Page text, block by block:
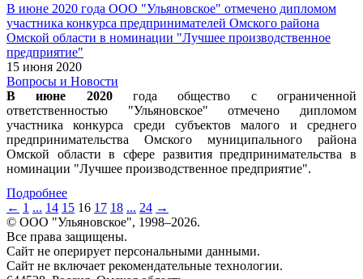
В июне 2020 года ООО "Ульяновское" отмечено дипломом
участника конкурса предпринимателей Омского района
Омской области в номинации "Лучшее производственное
предприятие"
15 июня 2020
Вопросы и Новости
В июне 2020года общество с ограниченной
ответственностью "Ульяновское" отмечено дипломом
участника конкурса среди субъектов малого и среднего
предпринимательства Омского муниципального района
Омской области в сфере развития предпринимательства в
номинации "Лучшее производственное предприятие".
Подробнее
← 1 ... 14 15 16 17 18 ... 24 →
© ООО "Ульяновское", 1998–2026.
Все права защищены.
Сайт не оперирует персональными данными.
Сайт не включает рекомендательные технологии.